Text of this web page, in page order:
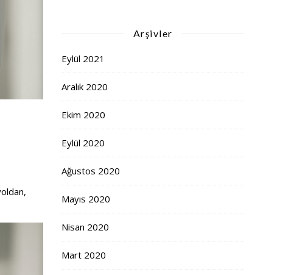
Arşivler
Eylül 2021
Aralık 2020
Ekim 2020
Eylül 2020
Ağustos 2020
Mayıs 2020
Nisan 2020
Mart 2020